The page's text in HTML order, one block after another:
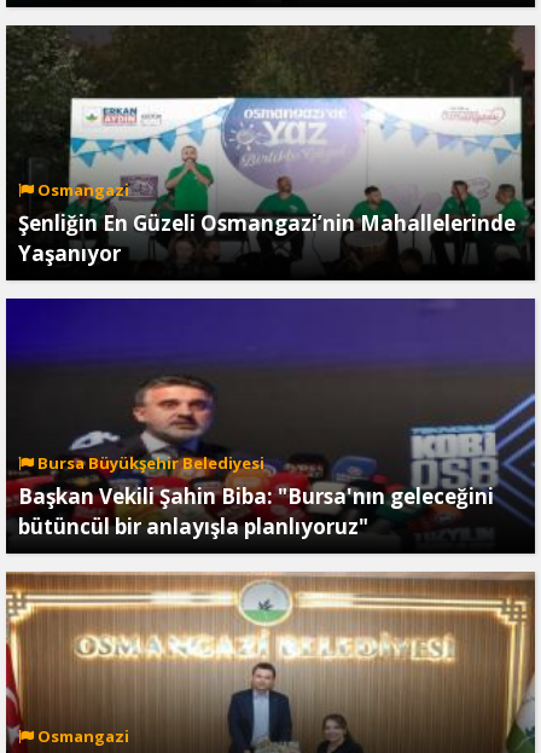
Osmangazi
Şenliğin En Güzeli Osmangazi’nin Mahallelerinde
Yaşanıyor
Bursa Büyükşehir Belediyesi
Başkan Vekili Şahin Biba: "Bursa'nın geleceğini
bütüncül bir anlayışla planlıyoruz"
Osmangazi